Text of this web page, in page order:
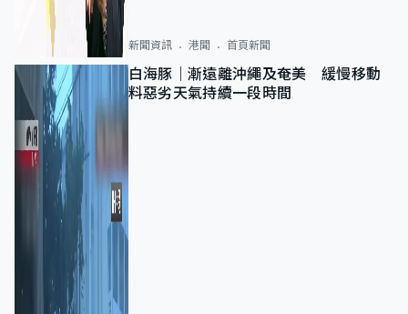
新聞資訊 港聞 首頁新聞
白海豚｜漸遠離沖繩及奄美 緩慢移動
料惡劣天氣持續一段時間